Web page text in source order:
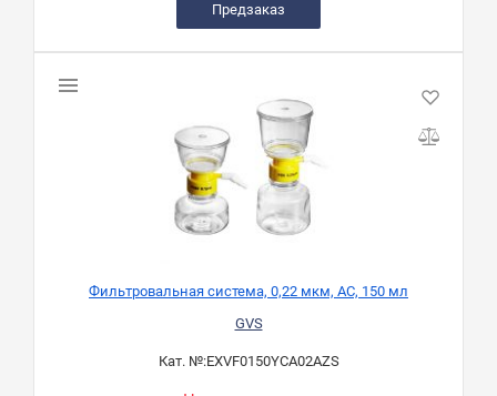
Предзаказ
Фильтровальная система, 0,22 мкм, AC, 150 мл
GVS
Кат. №:EXVF0150YCA02AZS